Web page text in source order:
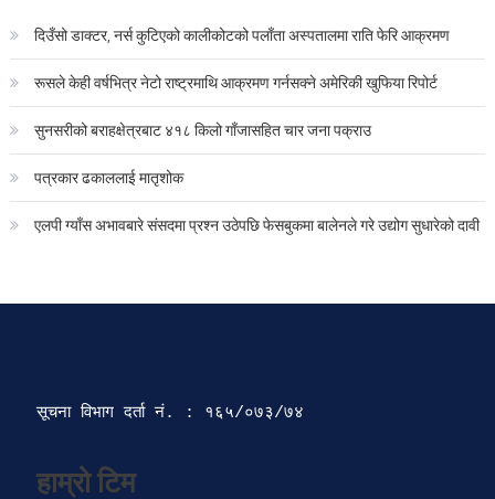
दिउँसो डाक्टर, नर्स कुटिएको कालीकोटको पलाँता अस्पतालमा राति फेरि आक्रमण
रूसले केही वर्षभित्र नेटो राष्ट्रमाथि आक्रमण गर्नसक्ने अमेरिकी खुफिया रिपोर्ट
सुनसरीको बराहक्षेत्रबाट ४१८ किलो गाँजासहित चार जना पक्राउ
पत्रकार ढकाललाई मातृशोक
एलपी ग्याँस अभावबारे संसदमा प्रश्न उठेपछि फेसबुकमा बालेनले गरे उद्योग सुधारेको दावी
सूचना विभाग दर्ता‍ नं. : १६५/०७३/७४
हाम्रो टिम